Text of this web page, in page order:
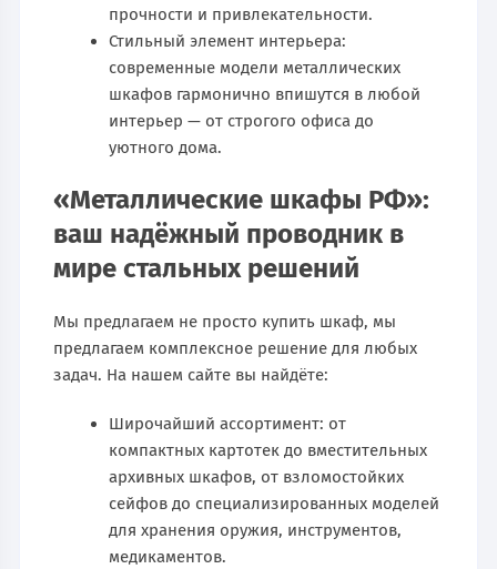
прочности и привлекательности.
Стильный элемент интерьера:
современные модели металлических
шкафов гармонично впишутся в любой
интерьер — от строгого офиса до
уютного дома.
«Металлические шкафы РФ»:
ваш надёжный проводник в
мире стальных решений
Мы предлагаем не просто купить шкаф, мы
предлагаем комплексное решение для любых
задач. На нашем сайте вы найдёте:
Широчайший ассортимент: от
компактных картотек до вместительных
архивных шкафов, от взломостойких
сейфов до специализированных моделей
для хранения оружия, инструментов,
медикаментов.